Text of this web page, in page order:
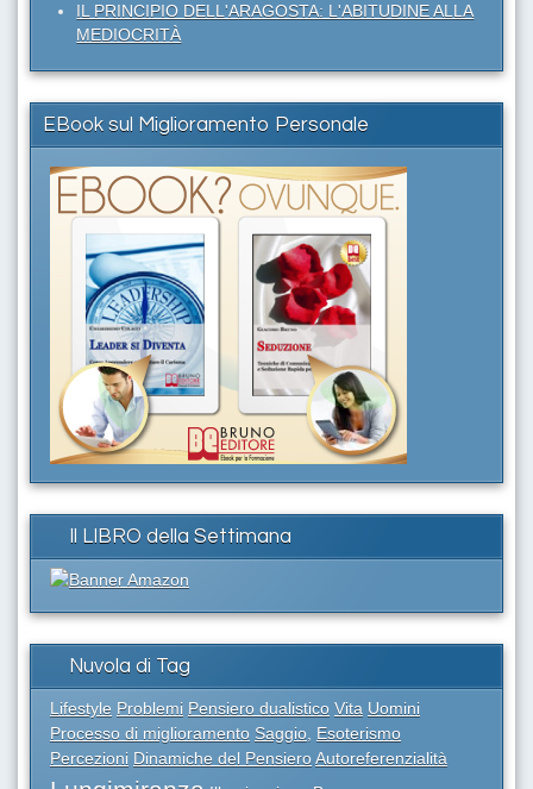
IL PRINCIPIO DELL'ARAGOSTA: L'ABITUDINE ALLA
MEDIOCRITÀ
EBook sul Miglioramento Personale
Il LIBRO della Settimana
Nuvola di Tag
Lifestyle Problemi Pensiero dualistico Vita Uomini
Processo di miglioramento Saggio, Esoterismo
Percezioni Dinamiche del PensieroAutoreferenzialità